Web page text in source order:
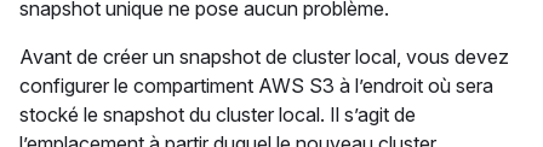
snapshot unique ne pose aucun problème.
Avant de créer un snapshot de cluster local, vous devez
configurer le compartiment AWS S3 à l’endroit où sera
stocké le snapshot du cluster local. Il s’agit de